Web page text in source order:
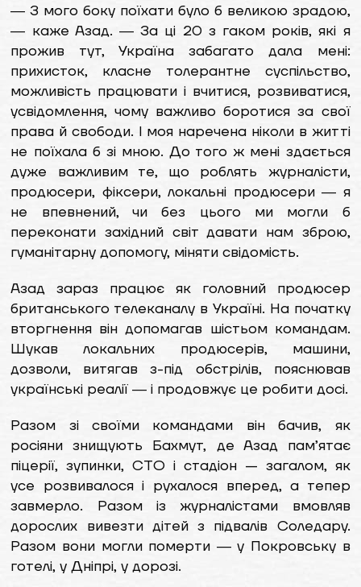
― З мого боку поїхати було б великою зрадою,
― каже Азад. ― За ці 20 з гаком років, які я
прожив тут, Україна забагато дала мені:
прихисток, класне толерантне суспільство,
можливість працювати і вчитися, розвиватися,
усвідомлення, чому важливо боротися за свої
права й свободи. І моя наречена ніколи в житті
не поїхала б зі мною. До того ж мені здається
дуже важливим те, що роблять журналісти,
продюсери, фіксери, локальні продюсери ― я
не впевнений, чи без цього ми могли б
переконати західний світ давати нам зброю,
гуманітарну допомогу, міняти свідомість.
Азад зараз працює як головний продюсер
британського телеканалу в Україні. На початку
вторгнення він допомагав шістьом командам.
Шукав локальних продюсерів, машини,
дозволи, витягав з-під обстрілів, пояснював
українські реалії ― і продовжує це робити досі.
Разом зі своїми командами він бачив, як
росіяни знищують Бахмут, де Азад пам’ятає
піцерії, зупинки, СТО і стадіон — загалом, як
усе розвивалося і рухалося вперед, а тепер
завмерло. Разом із журналістами вмовляв
дорослих вивезти дітей з підвалів Соледару.
Разом вони могли померти ― у Покровську в
готелі, у Дніпрі, у дорозі.